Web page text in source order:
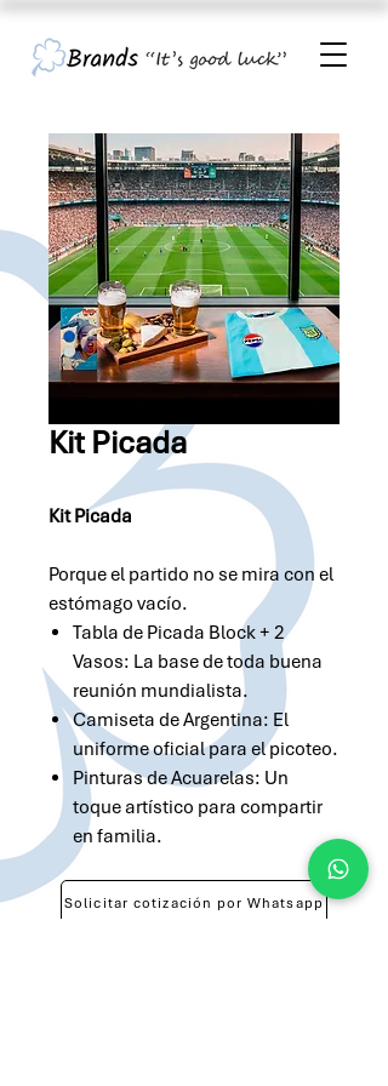
Kit Picada
Kit Picada
Porque el partido no se mira con el
estómago vacío.
Tabla de Picada Block + 2
Vasos: La base de toda buena
reunión mundialista.
Camiseta de Argentina: El
uniforme oficial para el picoteo.
Pinturas de Acuarelas: Un
toque artístico para compartir
en familia.
Solicitar cotización por Whatsapp